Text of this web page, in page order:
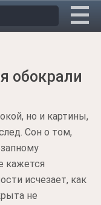
обокрали
но и картины,
Сон о том,
кажется
исчезает, как
не